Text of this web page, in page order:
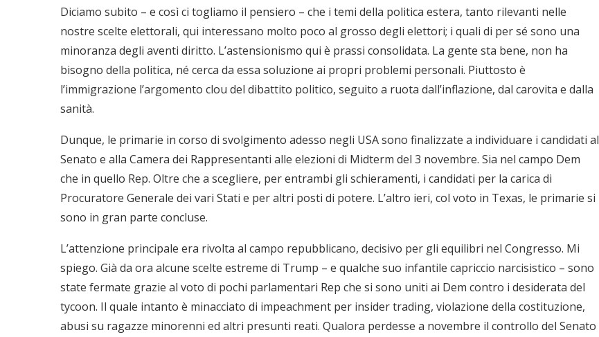
Diciamo subito – e così ci togliamo il pensiero – che i temi della politica estera, tanto rilevanti nelle
nostre scelte elettorali, qui interessano molto poco al grosso degli elettori; i quali di per sé sono una
minoranza degli aventi diritto. L’astensionismo qui è prassi consolidata. La gente sta bene, non ha
bisogno della politica, né cerca da essa soluzione ai propri problemi personali. Piuttosto è
l’immigrazione l’argomento clou del dibattito politico, seguito a ruota dall’inflazione, dal carovita e dalla
sanità.
Dunque, le primarie in corso di svolgimento adesso negli USA sono finalizzate a individuare i candidati al
Senato e alla Camera dei Rappresentanti alle elezioni di Midterm del 3 novembre. Sia nel campo Dem
che in quello Rep. Oltre che a scegliere, per entrambi gli schieramenti, i candidati per la carica di
Procuratore Generale dei vari Stati e per altri posti di potere. L’altro ieri, col voto in Texas, le primarie si
sono in gran parte concluse.
L’attenzione principale era rivolta al campo repubblicano, decisivo per gli equilibri nel Congresso. Mi
spiego. Già da ora alcune scelte estreme di Trump – e qualche suo infantile capriccio narcisistico – sono
state fermate grazie al voto di pochi parlamentari Rep che si sono uniti ai Dem contro i desiderata del
tycoon. Il quale intanto è minacciato di impeachment per insider trading, violazione della costituzione,
abusi su ragazze minorenni ed altri presunti reati. Qualora perdesse a novembre il controllo del Senato